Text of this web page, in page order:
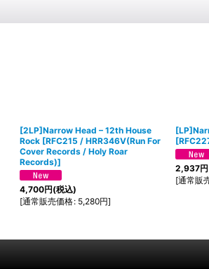
[2LP]Narrow Head ‎– 12th House
Rock [RFC215 / HRR346V(Run For
Cover Records / Holy Roar
Records)]
4,700円(税込)
[通常販売価格: 5,280円]
[
2,937円
[通常販